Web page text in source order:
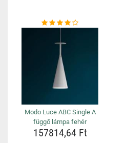
Modo Luce ABC Single A
függő lámpa fehér
157814,64 Ft